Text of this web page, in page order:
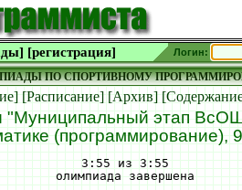
[регистрация] Логин:
ПО СПОРТИВНОМУ
[Расписание] [Архив]
"Муниципальный этап ВсОШ
(программирование),
3:55 из 3:55
олимпиада завершена